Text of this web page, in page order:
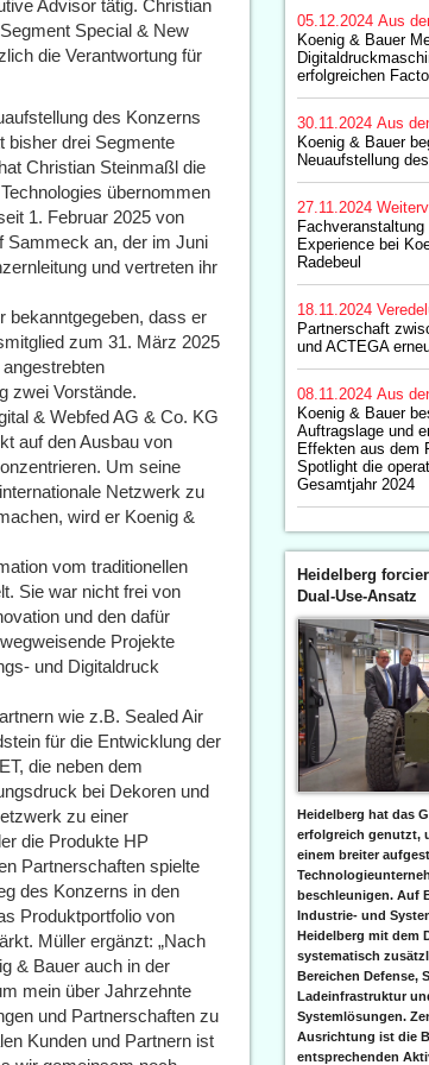
Advisor tätig. Christian
Special & New
die Verantwortung für
des Konzerns
bisher drei Segmente
Christian Steinmaßl die
übernommen
1. Februar 2025 von
Sammeck an, der im Juni
und vertreten ihr
bekanntgegeben, dass er
zum 31. März 2025
zwei Vorstände.
& Webfed AG & Co. KG
auf den Ausbau von
Um seine
Netzwerk zu
wird er Koenig &
vom traditionellen
Sie war nicht frei von
und den dafür
Projekte
und Digitaldruck
wie z.B. Sealed Air
für die Entwicklung der
die neben dem
bei Dekoren und
zu einer
die Produkte HP
Partnerschaften spielte
des Konzerns in den
Produktportfolio von
Müller ergänzt: „Nach
& Bauer auch in der
mein über Jahrzehnte
und Partnerschaften zu
Kunden und Partnern ist
05.12.2024 Aus
Koenig & Bauer
erfolgreichen
30.11.2024 Aus
Koenig & Bauer
Neuaufstellung
27.11.2024
Experience bei
Radebeul
18.11.2024
Partnerschaft
und ACTEGA
08.11.2024 Aus
Koenig & Bauer
Auftragslage und
Effekten aus dem
Spotlight die
Gesamtjahr 2024
Heidelberg
Dual-Use-Ansatz
Heidelberg hat das
erfolgreich genutzt,
einem breiter
beschleunigen. Auf
Industrie- und
Heidelberg mit dem
systematisch
Bereichen Defense,
Ladeinfrastruktur
Systemlösungen.
Ausrichtung ist die
entsprechenden